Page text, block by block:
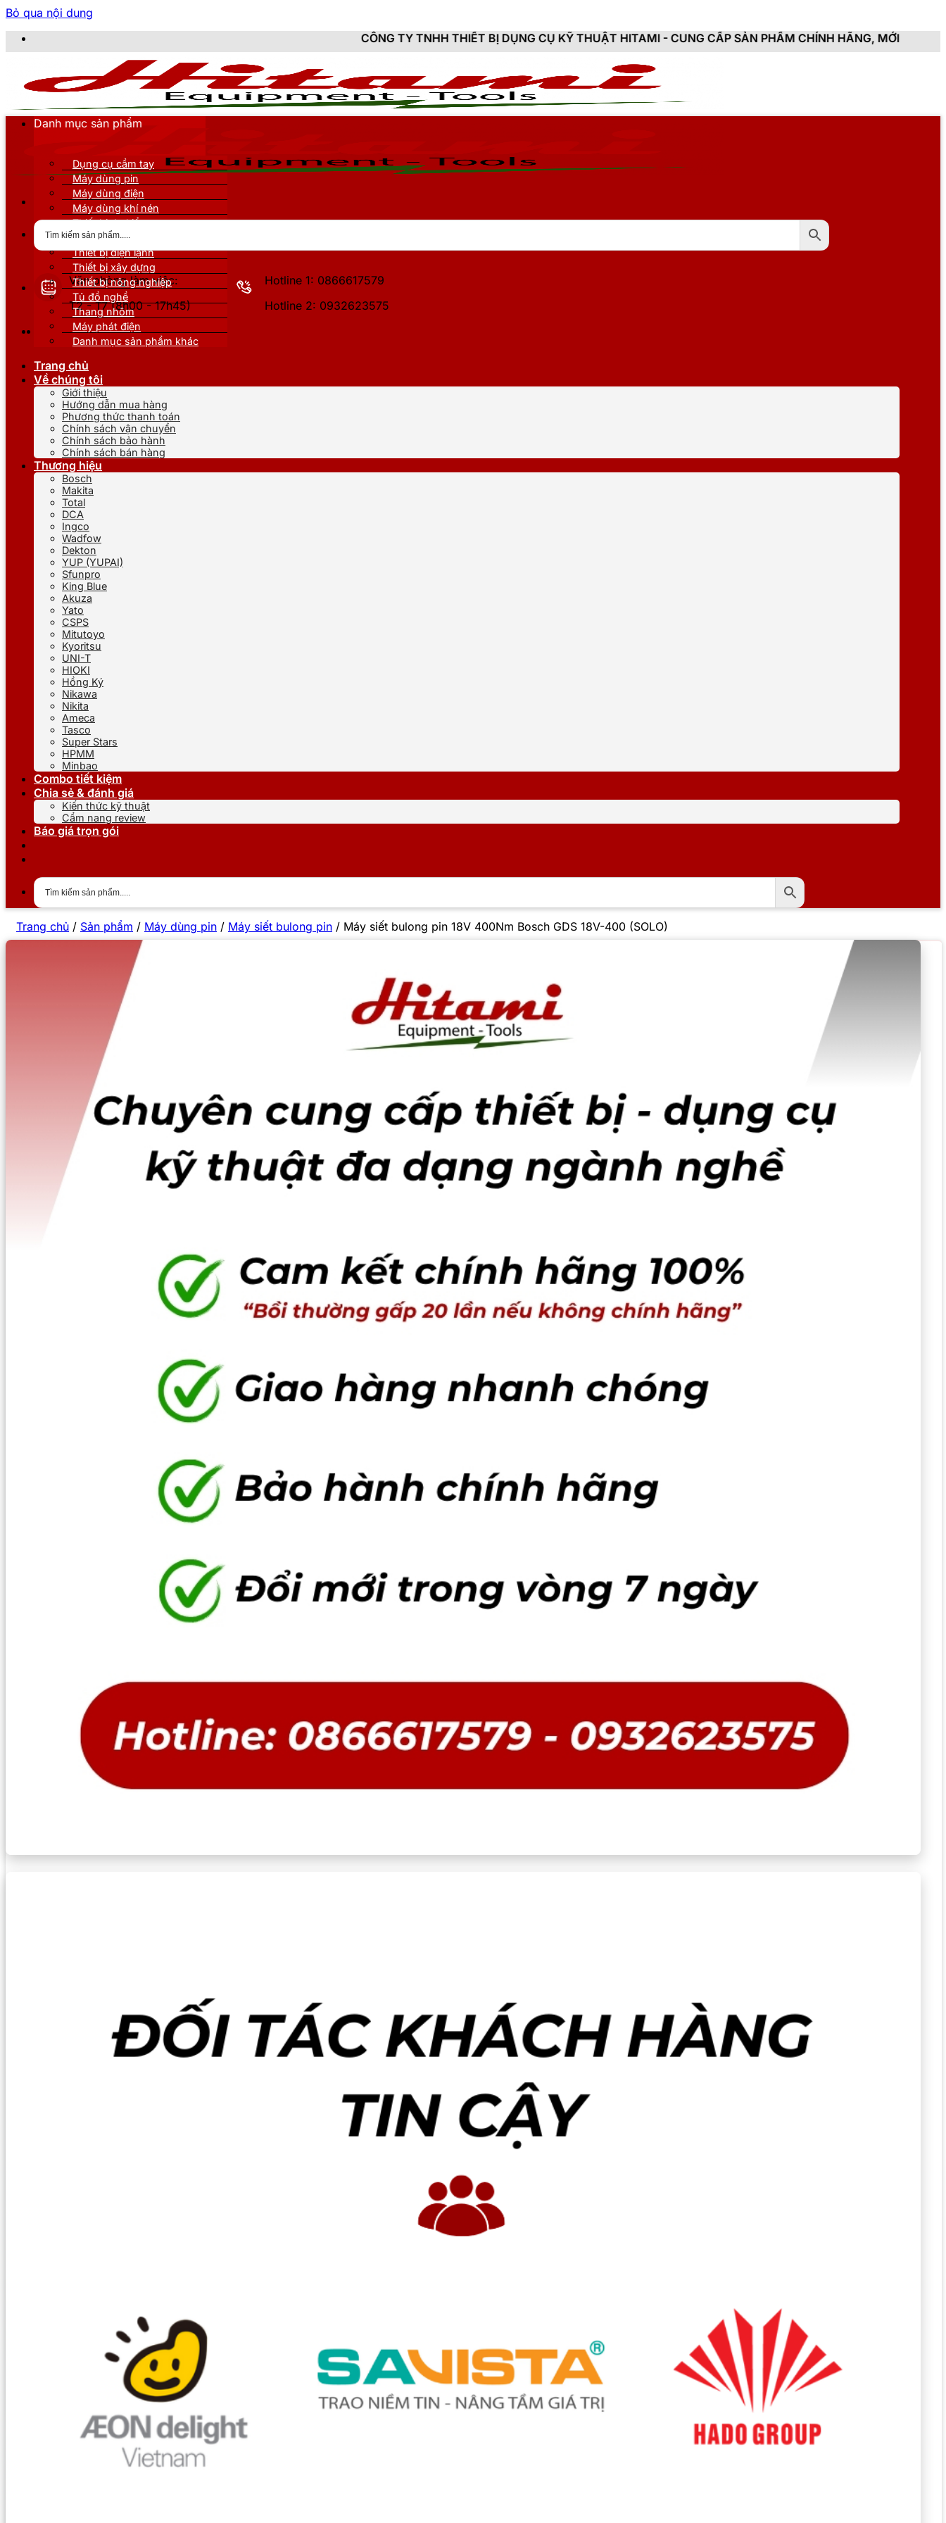
Bỏ qua nội dung
CÔNG TY TNHH THIẾT BỊ DỤNG CỤ KỸ THUẬT HITAMI - CUNG CẤP SẢN PHẨM CHÍNH HÃNG, MỚI 100%, ĐẦY ĐỦ CHỨNG
Văn phòng làm việc:
T2 - T7 (8h00 - 17h45)
Hotline 1: 0866617579
Hotline 2: 0932623575
Danh mục sản phẩm
Dụng cụ cầm tay
Máy dùng pin
Máy dùng điện
Máy dùng khí nén
Thiết bị đo kiểm
Thiết bị nâng đỡ
Thiết bị điện lạnh
Thiết bị xây dựng
Thiết bị nông nghiệp
Tủ đồ nghề
Thang nhôm
Máy phát điện
Danh mục sản phẩm khác
Trang chủ
Về chúng tôi
Giới thiệu
Hướng dẫn mua hàng
Phương thức thanh toán
Chính sách vận chuyển
Chính sách bảo hành
Chính sách bán hàng
Thương hiệu
Bosch
Makita
Total
DCA
Ingco
Wadfow
Dekton
YUP (YUPAI)
Sfunpro
King Blue
Akuza
Yato
CSPS
Mitutoyo
Kyoritsu
UNI-T
HIOKI
Hồng Ký
Nikawa
Nikita
Ameca
Tasco
Super Stars
HPMM
Minbao
Combo tiết kiệm
Chia sẻ & đánh giá
Kiến thức kỹ thuật
Cẩm nang review
Báo giá trọn gói
Trang chủ / Sản phẩm / Máy dùng pin / Máy siết bulong pin / Máy siết bulong pin 18V 400Nm Bosch GDS 18V-400 (SOLO)